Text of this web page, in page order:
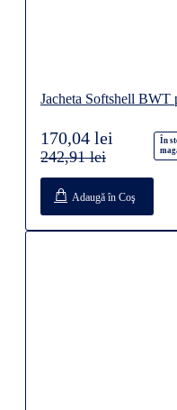
Jacheta Softshell BWT
În
170,04 lei
242,91 lei
Adaugă în Coş